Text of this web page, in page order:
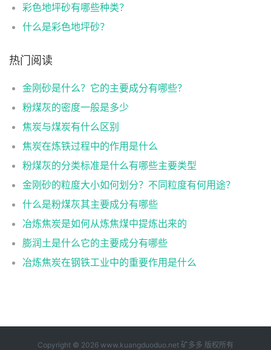
彩色地坪砂有哪些种类？
什么是彩色地坪砂？
热门阅读
金刚砂是什么？它的主要成分有哪些？
粉煤灰的密度一般是多少
焦炭与煤炭有什么区别
焦炭在炼铁过程中的作用是什么
粉煤灰的分类标准是什么有哪些主要类型
金刚砂的粒度大小如何划分？不同粒度有何用途？
什么是粉煤灰其主要成分有哪些
冶炼焦炭是如何从炼焦煤中提炼出来的
膨润土是什么它的主要成分有哪些
冶炼焦炭在钢铁工业中的重要作用是什么
Copyright © 2026 www.kuangduoduo.net 矿多多 版权所有